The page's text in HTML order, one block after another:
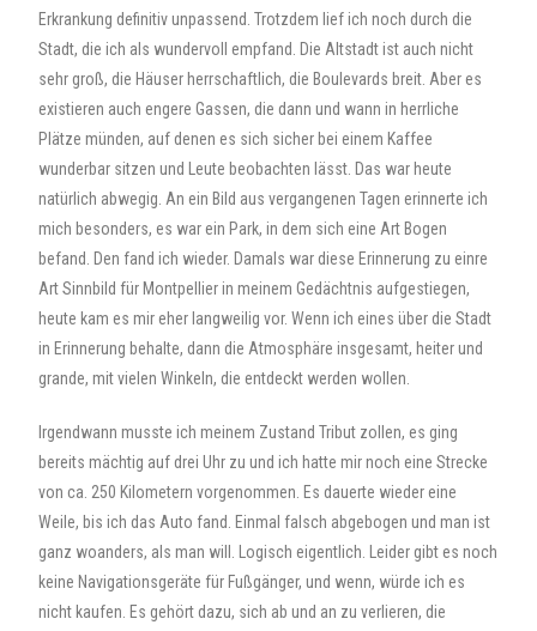
Erkrankung definitiv unpassend. Trotzdem lief ich noch durch die
Stadt, die ich als wundervoll empfand. Die Altstadt ist auch nicht
sehr groß, die Häuser herrschaftlich, die Boulevards breit. Aber es
existieren auch engere Gassen, die dann und wann in herrliche
Plätze münden, auf denen es sich sicher bei einem Kaffee
wunderbar sitzen und Leute beobachten lässt. Das war heute
natürlich abwegig. An ein Bild aus vergangenen Tagen erinnerte ich
mich besonders, es war ein Park, in dem sich eine Art Bogen
befand. Den fand ich wieder. Damals war diese Erinnerung zu einre
Art Sinnbild für Montpellier in meinem Gedächtnis aufgestiegen,
heute kam es mir eher langweilig vor. Wenn ich eines über die Stadt
in Erinnerung behalte, dann die Atmosphäre insgesamt, heiter und
grande, mit vielen Winkeln, die entdeckt werden wollen.
Irgendwann musste ich meinem Zustand Tribut zollen, es ging
bereits mächtig auf drei Uhr zu und ich hatte mir noch eine Strecke
von ca. 250 Kilometern vorgenommen. Es dauerte wieder eine
Weile, bis ich das Auto fand. Einmal falsch abgebogen und man ist
ganz woanders, als man will. Logisch eigentlich. Leider gibt es noch
keine Navigationsgeräte für Fußgänger, und wenn, würde ich es
nicht kaufen. Es gehört dazu, sich ab und an zu verlieren, die